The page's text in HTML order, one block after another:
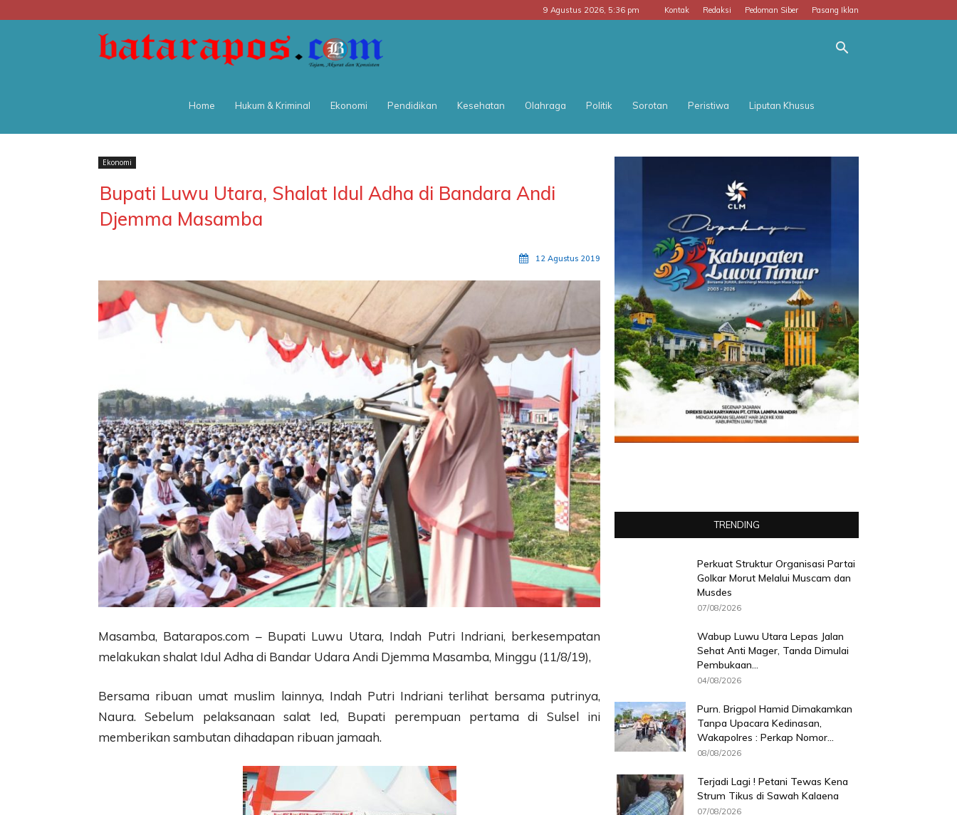
9 Agustus 2026, 5:36 pm Kontak Redaksi Pedoman Siber Pasang Iklan
POS
Home Hukum & Kriminal Ekonomi Pendidikan Kesehatan Olahraga Politik Sorotan Peristiwa Liputan Khusus
Ekonomi
Bupati Luwu Utara, Shalat Idul Adha di Bandara Andi
Djemma Masamba
12 Agustus 2019
Masamba, Batarapos.com – Bupati Luwu Utara, Indah Putri Indriani, berkesempatan
melakukan shalat Idul Adha di Bandar Udara Andi Djemma Masamba, Minggu (11/8/19),
Bersama ribuan umat muslim lainnya, Indah Putri Indriani terlihat bersama putrinya,
Naura. Sebelum pelaksanaan salat Ied, Bupati perempuan pertama di Sulsel ini
memberikan sambutan dihadapan ribuan jamaah.
TRENDING
Perkuat Struktur Organisasi Partai
Golkar Morut Melalui Muscam dan
Musdes
07/08/2026
Wabup Luwu Utara Lepas Jalan
Sehat Anti Mager, Tanda Dimulai
Pembukaan...
04/08/2026
Purn. Brigpol Hamid Dimakamkan
Tanpa Upacara Kedinasan,
Wakapolres : Perkap Nomor...
08/08/2026
Terjadi Lagi ! Petani Tewas Kena
Strum Tikus di Sawah Kalaena
07/08/2026